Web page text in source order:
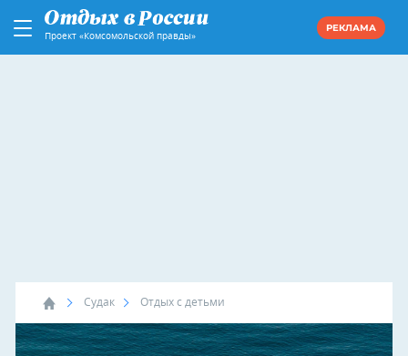
Проект «Комсомольской правды»
РЕКЛАМА
Судак Отдых с детьми